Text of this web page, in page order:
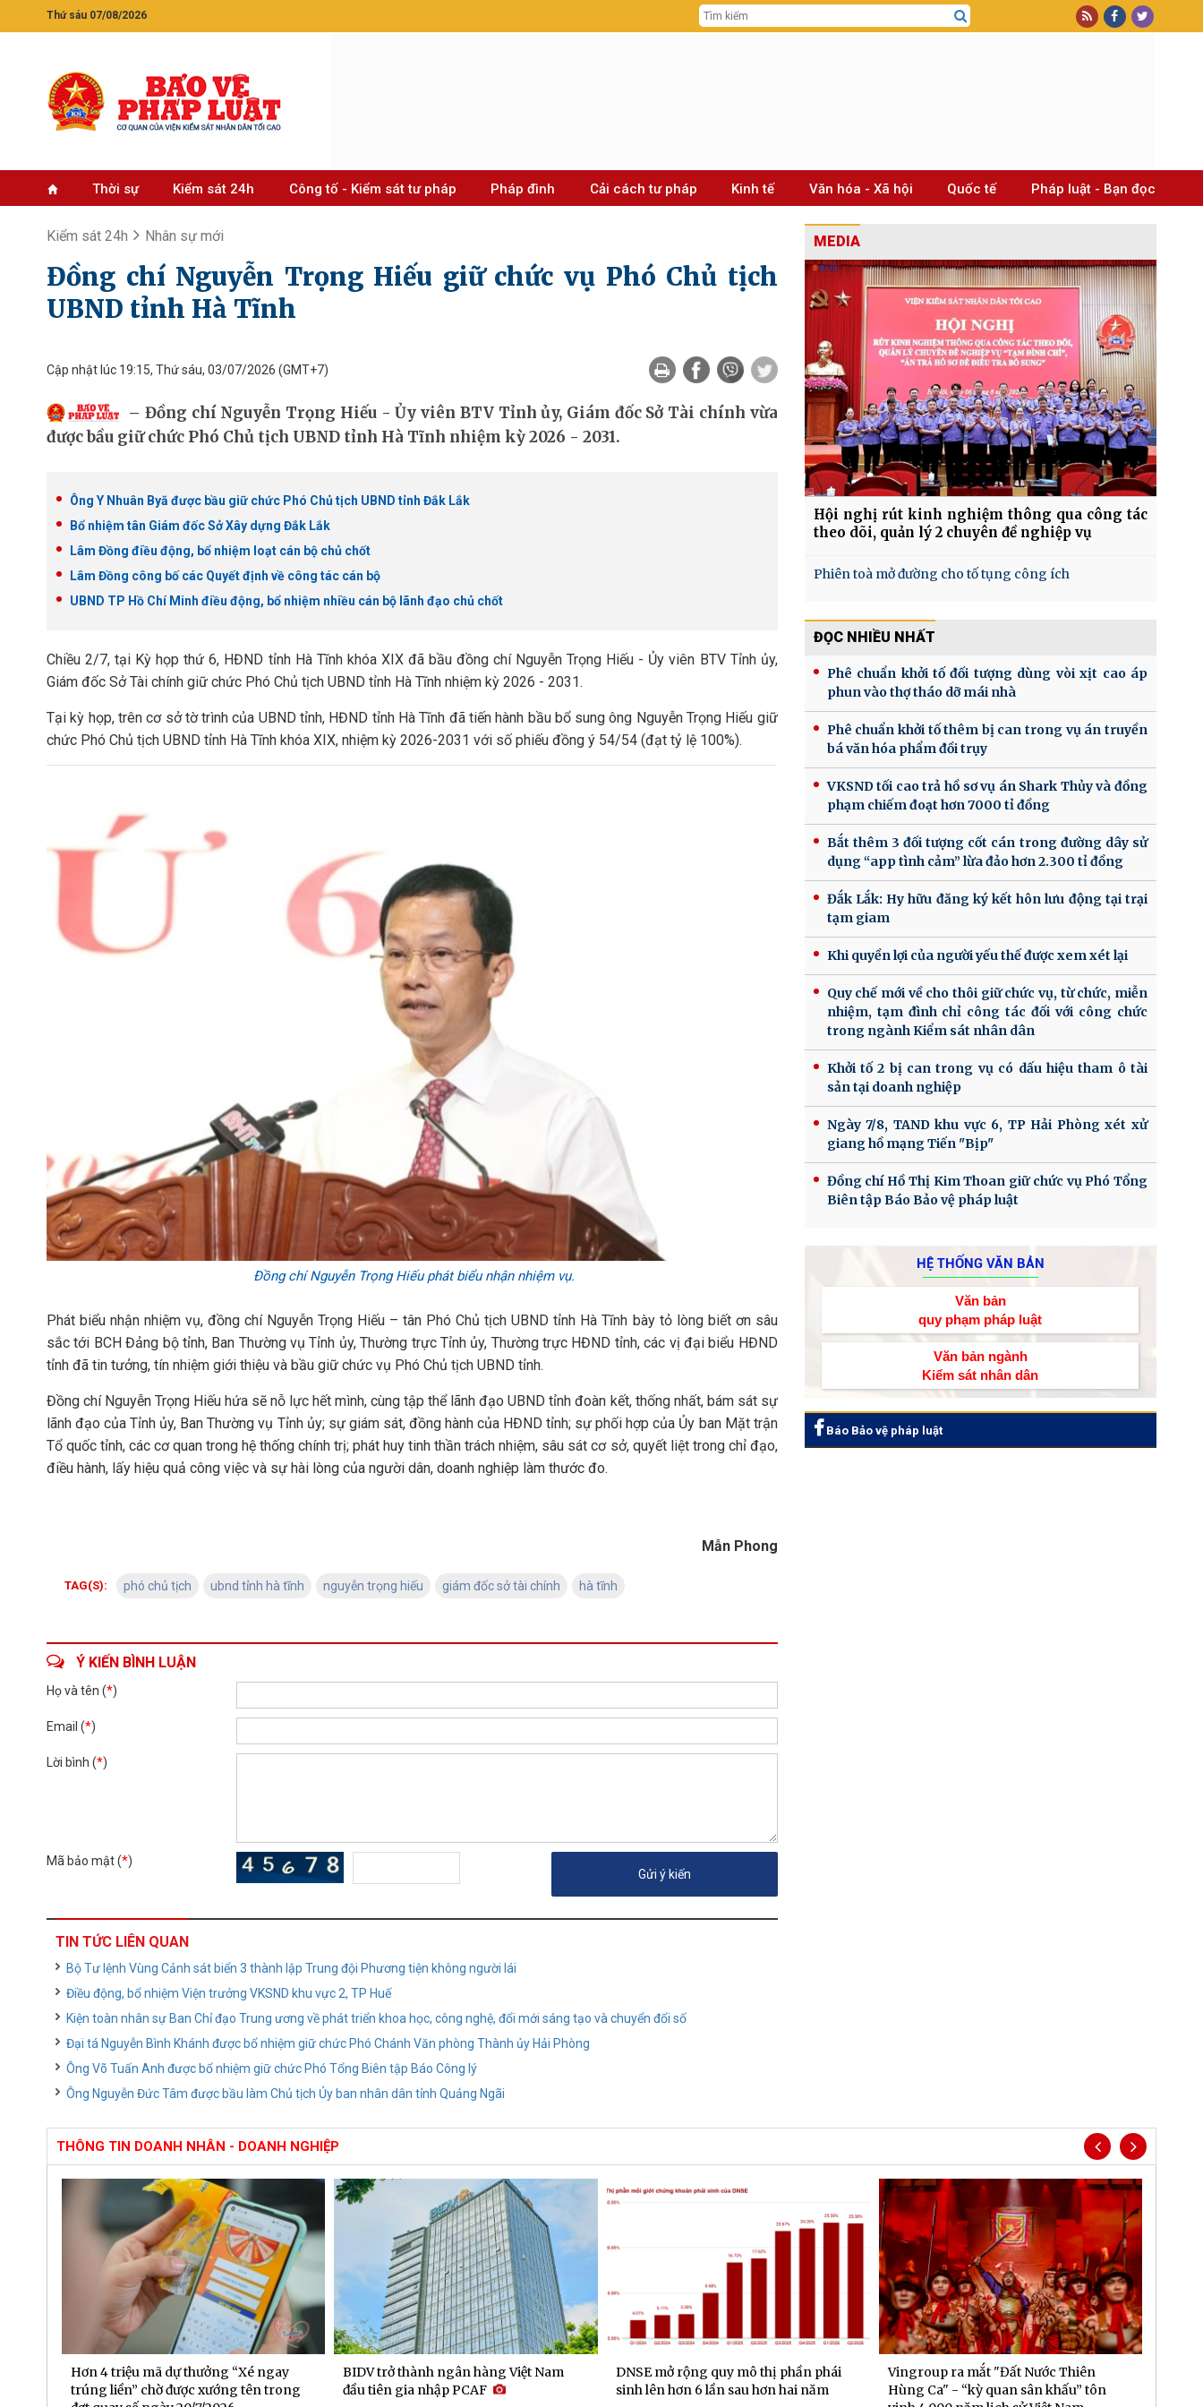
Thứ sáu 07/08/2026
Thời sự Kiểm sát 24h Công tố - Kiểm sát tư pháp Pháp đình Cải cách tư pháp Kinh tế Văn hóa - Xã hội Quốc tế Pháp luật - Bạn đọc
Kiểm sát 24h Nhân sự mới
Đồng chí Nguyễn Trọng Hiếu giữ chức vụ Phó Chủ tịch
UBND tỉnh Hà Tĩnh
Cập nhật lúc 19:15, Thứ sáu, 03/07/2026 (GMT+7)
Đồng chí Nguyễn Trọng Hiếu - Ủy viên BTV Tỉnh ủy, Giám đốc Sở Tài chính vừa
được bầu giữ chức Phó Chủ tịch UBND tỉnh Hà Tĩnh nhiệm kỳ 2026 - 2031.
Ông Y Nhuân Byă được bầu giữ chức Phó Chủ tịch UBND tỉnh Đắk Lắk
Bổ nhiệm tân Giám đốc Sở Xây dựng Đắk Lắk
Lâm Đồng điều động, bổ nhiệm loạt cán bộ chủ chốt
Lâm Đồng công bố các Quyết định về công tác cán bộ
UBND TP Hồ Chí Minh điều động, bổ nhiệm nhiều cán bộ lãnh đạo chủ chốt
Chiều 2/7, tại Kỳ họp thứ 6, HĐND tỉnh Hà Tĩnh khóa XIX đã bầu đồng chí Nguyễn Trọng Hiếu - Ủy viên BTV Tỉnh ủy,
Giám đốc Sở Tài chính giữ chức Phó Chủ tịch UBND tỉnh Hà Tĩnh nhiệm kỳ 2026 - 2031.
Tại kỳ họp, trên cơ sở tờ trình của UBND tỉnh, HĐND tỉnh Hà Tĩnh đã tiến hành bầu bổ sung ông Nguyễn Trọng Hiếu giữ
chức Phó Chủ tịch UBND tỉnh Hà Tĩnh khóa XIX, nhiệm kỳ 2026-2031 với số phiếu đồng ý 54/54 (đạt tỷ lệ 100%).
Đồng chí Nguyễn Trọng Hiếu phát biểu nhận nhiệm vụ.
Phát biểu nhận nhiệm vụ, đồng chí Nguyễn Trọng Hiếu – tân Phó Chủ tịch UBND tỉnh Hà Tĩnh bày tỏ lòng biết ơn sâu
sắc tới BCH Đảng bộ tỉnh, Ban Thường vụ Tỉnh ủy, Thường trực Tỉnh ủy, Thường trực HĐND tỉnh, các vị đại biểu HĐND
tỉnh đã tin tưởng, tín nhiệm giới thiệu và bầu giữ chức vụ Phó Chủ tịch UBND tỉnh.
Đồng chí Nguyễn Trọng Hiếu hứa sẽ nỗ lực hết mình, cùng tập thể lãnh đạo UBND tỉnh đoàn kết, thống nhất, bám sát sự
lãnh đạo của Tỉnh ủy, Ban Thường vụ Tỉnh ủy; sự giám sát, đồng hành của HĐND tỉnh; sự phối hợp của Ủy ban Mặt trận
Tổ quốc tỉnh, các cơ quan trong hệ thống chính trị; phát huy tinh thần trách nhiệm, sâu sát cơ sở, quyết liệt trong chỉ đạo,
điều hành, lấy hiệu quả công việc và sự hài lòng của người dân, doanh nghiệp làm thước đo.
Mẫn Phong
TAG(S): phó chủ tịch ubnd tỉnh hà tĩnh nguyễn trọng hiếu giám đốc sở tài chính hà tĩnh
Ý KIẾN BÌNH LUẬN
Họ và tên (*)
Email (*)
Lời bình (*)
Mã bảo mật (*)
TIN TỨC LIÊN QUAN
Bộ Tư lệnh Vùng Cảnh sát biển 3 thành lập Trung đội Phương tiện không người lái
Điều động, bổ nhiệm Viện trưởng VKSND khu vực 2, TP Huế
Kiện toàn nhân sự Ban Chỉ đạo Trung ương về phát triển khoa học, công nghệ, đổi mới sáng tạo và chuyển đổi số
Đại tá Nguyễn Bình Khánh được bổ nhiệm giữ chức Phó Chánh Văn phòng Thành ủy Hải Phòng
Ông Võ Tuấn Anh được bổ nhiệm giữ chức Phó Tổng Biên tập Báo Công lý
Ông Nguyễn Đức Tâm được bầu làm Chủ tịch Ủy ban nhân dân tỉnh Quảng Ngãi
MEDIA
Hội nghị rút kinh nghiệm thông qua công tác
theo dõi, quản lý 2 chuyên đề nghiệp vụ
Phiên toà mở đường cho tố tụng công ích
ĐỌC NHIỀU NHẤT
Phê chuẩn khởi tố đối tượng dùng vòi xịt cao áp
phun vào thợ tháo dỡ mái nhà
Phê chuẩn khởi tố thêm bị can trong vụ án truyền
bá văn hóa phẩm đồi trụy
VKSND tối cao trả hồ sơ vụ án Shark Thủy và đồng
phạm chiếm đoạt hơn 7000 tỉ đồng
Bắt thêm 3 đối tượng cốt cán trong đường dây sử
dụng “app tình cảm” lừa đảo hơn 2.300 tỉ đồng
Đắk Lắk: Hy hữu đăng ký kết hôn lưu động tại trại
tạm giam
Khi quyền lợi của người yếu thế được xem xét lại
Quy chế mới về cho thôi giữ chức vụ, từ chức, miễn
nhiệm, tạm đình chỉ công tác đối với công chức
trong ngành Kiểm sát nhân dân
Khởi tố 2 bị can trong vụ có dấu hiệu tham ô tài
sản tại doanh nghiệp
Ngày 7/8, TAND khu vực 6, TP Hải Phòng xét xử
giang hồ mạng Tiến "Bịp"
Đồng chí Hồ Thị Kim Thoan giữ chức vụ Phó Tổng
Biên tập Báo Bảo vệ pháp luật
HỆ THỐNG VĂN BẢN
Văn bản
quy phạm pháp luật
Văn bản ngành
Kiểm sát nhân dân
Báo Bảo vệ pháp luật
THÔNG TIN DOANH NHÂN - DOANH NGHIỆP
Hơn 4 triệu mã dự thưởng “Xé ngay
trúng liền” chờ được xướng tên trong
BIDV trở thành ngân hàng Việt Nam
đầu tiên gia nhập PCAF
DNSE mở rộng quy mô thị phần phái
sinh lên hơn 6 lần sau hơn hai năm
Vingroup ra mắt "Đất Nước Thiên
Hùng Ca" - “kỳ quan sân khấu” tôn